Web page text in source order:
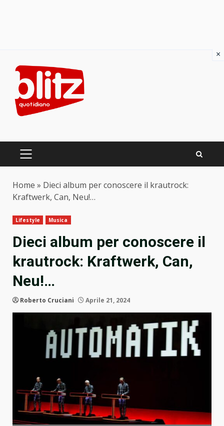
content
PRIMARY
Home » Dieci album per conoscere il krautrock:
Kraftwerk, Can, Neu!…
Lifestyle Musica
Dieci album per conoscere il
krautrock: Kraftwerk, Can,
Neu!…
Roberto Cruciani Aprile 21, 2024
×